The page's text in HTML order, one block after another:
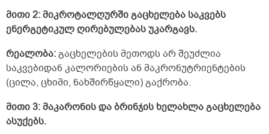
ეგეთი ნაკაწრებიც საკმაოდ ადვილად და
სწრაფად მიხორცდება. მხედველობაც 100
პროცენტიანი მაქვს, სმენაც. 26 წლის ასაკში,
გავიკეთე უზმოზე, 5,5 მქონდა, როგორც
გავარკვიე, ეს ნორმაა. არ ვეკარები და
არასდროს არ გავკარებივარ სიგარეტს, არ
ვეკარები და არასდროს არ გავკარებივარ
არანაირ ნარკოტიკს, არ ვსვამ არანაირ
სპირტიან სასმელს უკვე 11 წელზე მეტია,
მანამდეც თუ დამილევია, ცოტა. ყავასაც არ
მითი 2: მიკროტალღურში გაცხელება საკვებს
ენერგეტიკულ ღირებულებას უკარგავს.
რეალობა:გაცხელების მეთოდს არ შეუძლია
საკვებიდან კალორიების ან მაკრონუტრიენტების
(ცილა, ცხიმი, ნახშირწყალი) გაქრობა.
მითი 3: მაკარონის და ბრინჯის ხელახლა გაცხელება
ასუქებს.